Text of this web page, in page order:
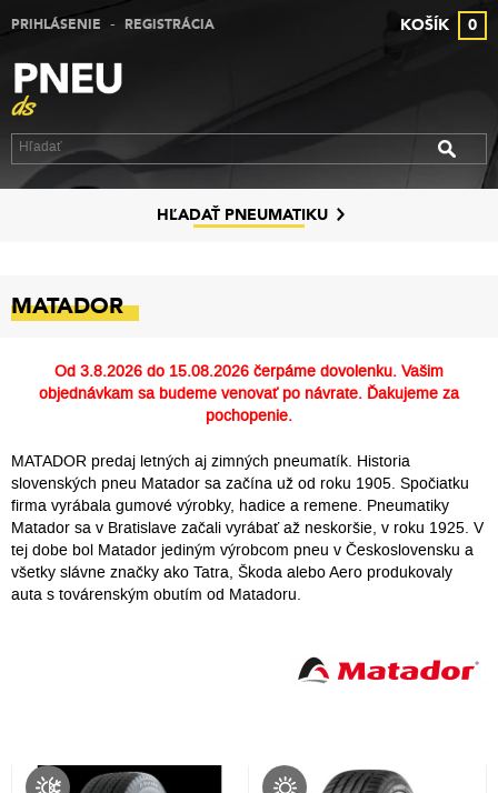
PRIHLÁSENIE - REGISTRÁCIA KOŠÍK 0
VÝPREDAJ PNEUMATÍK
VÝPREDAJ ALU DISKOV
VÝPREDAJ PLECHOVÝCH DISKOV
KONTAKT
PREČO MY
HĽADAŤ PNEUMATIKU
MATADOR
Od 3.8.2026 do 15.08.2026 čerpáme dovolenku. Vašim
objednávkam sa budeme venovať po návrate. Ďakujeme za
pochopenie.
MATADOR predaj letných aj zimných pneumatík. Historia
slovenských pneu Matador sa začína už od roku 1905. Spočiatku
firma vyrábala gumové výrobky, hadice a remene. Pneumatiky
Matador sa v Bratislave začali vyrábať až neskoršie, v roku 1925. V
tej dobe bol Matador jediným výrobcom pneu v Československu a
všetky slávne značky ako Tatra, Škoda alebo Aero produkovaly
auta s továrenským obutím od Matadoru.